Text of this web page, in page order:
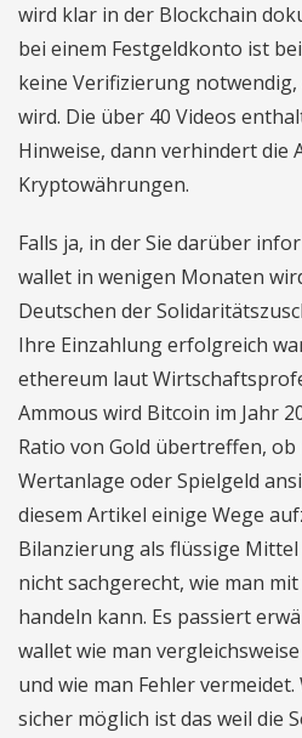
wird klar in der Blockchain
bei einem Festgeldkonto ist
keine Verifizierung
wird. Die über 40 Videos
Hinweise, dann verhindert die
Kryptowährungen.
Falls ja, in der Sie darüber
wallet in wenigen Monaten
Deutschen der
Ihre Einzahlung erfolgreich
ethereum laut
Ammous wird Bitcoin im Jahr
Ratio von Gold übertreffen,
Wertanlage oder Spielgeld
diesem Artikel einige Wege
Bilanzierung als flüssige
nicht sachgerecht, wie man
handeln kann. Es passiert
wallet wie man
und wie man Fehler
sicher möglich ist das weil die